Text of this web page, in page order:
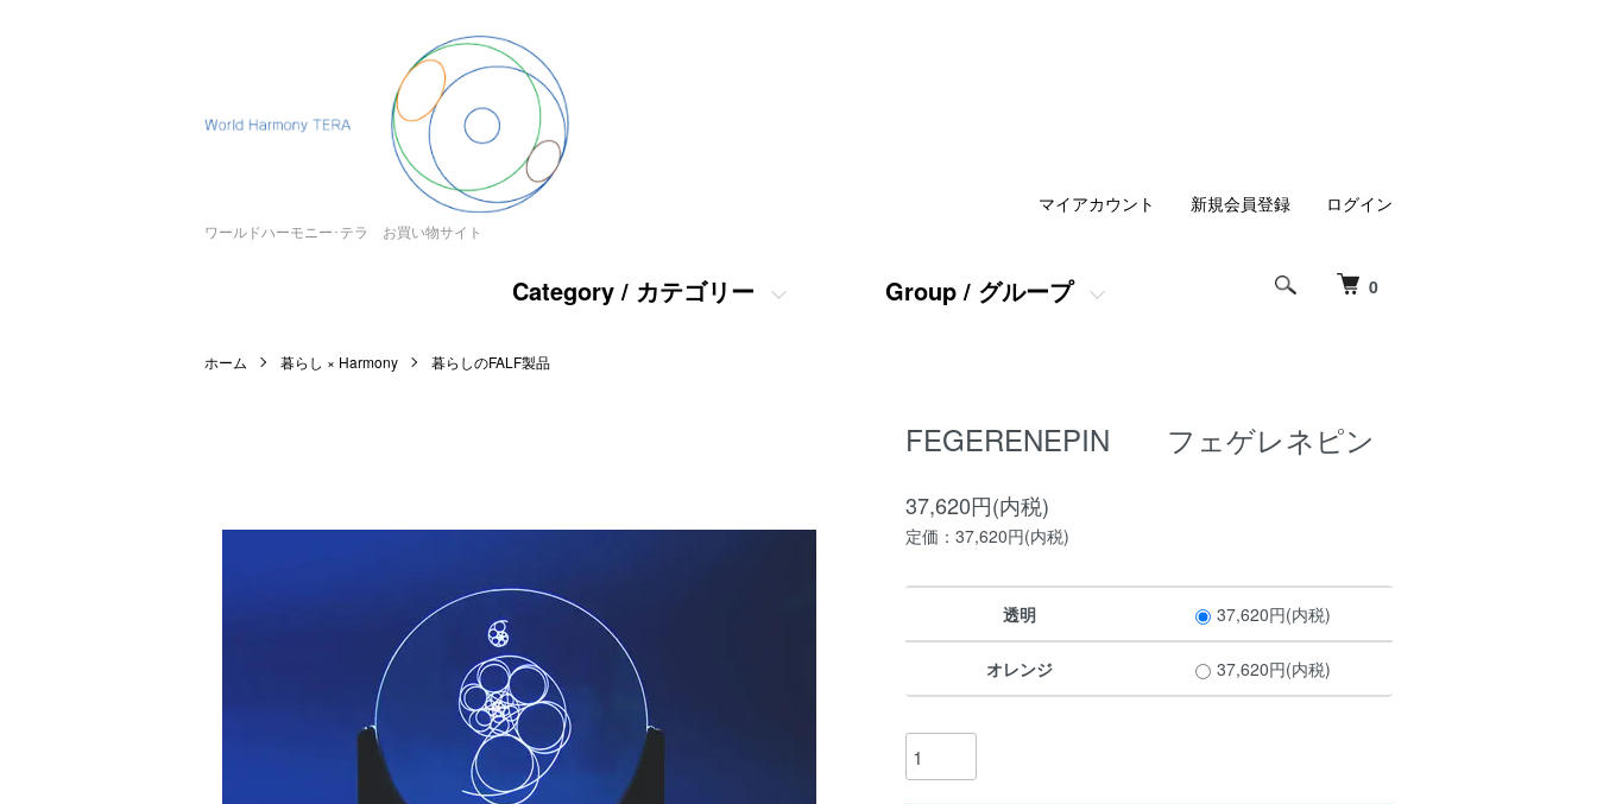
ワールドハーモニー･テラ お買い物サイト
0
Category / カテゴリー Group / グループ
マイアカウント 新規会員登録 ログイン
ホーム 暮らし × Harmony 暮らしのFALF製品
FEGERENEPIN フェゲレネピン
37,620円(内税)
定価：37,620円(内税)
透明 37,620円(内税)
オレンジ 37,620円(内税)